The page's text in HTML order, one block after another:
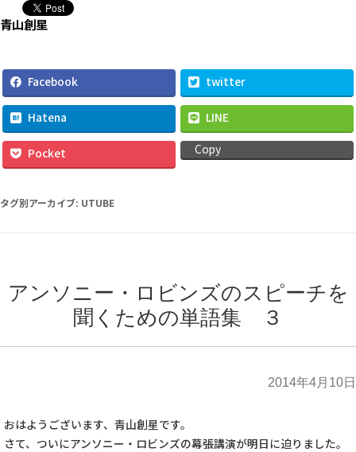
タグ別アーカイブ: UTUBE
アンソニー・ロビンズのスピーチを
聞くための単語集 ３
2014年4月10日
おはようございます、青山創星です。
さて、ついにアンソニー・ロビンズの幕張講演が明日に迫りました。